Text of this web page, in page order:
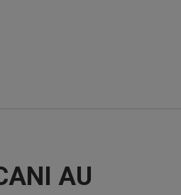
AU